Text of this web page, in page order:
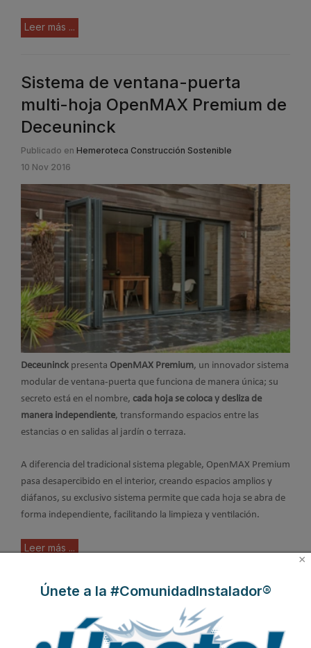
Leer más ...
Sistema de ventana-puerta
multi-hoja OpenMAX Premium de
Deceuninck
Publicado en Hemeroteca Construcción Sostenible
10 Nov 2016
Deceuninck presenta OpenMAX Premium, un innovador sistema
modular de ventana-puerta que funciona de manera única; su
secreto está en el nombre, cada hoja se coloca y desliza de
manera independiente, transformando espacios entre las
estancias o en salidas al jardín o terraza.
A diferencia del tradicional sistema plegable, OpenMAX Premium
pasa desapercibido en el interior, creando espacios amplios y
diáfanos, su exclusivo sistema permite que cada hoja se abra de
forma independiente, facilitando la limpieza y ventilación.
Leer más ...
OpenMAX Premium y iSlide#neo
de Deceuninck, productos
×
Únete a la #ComunidadInstalador®